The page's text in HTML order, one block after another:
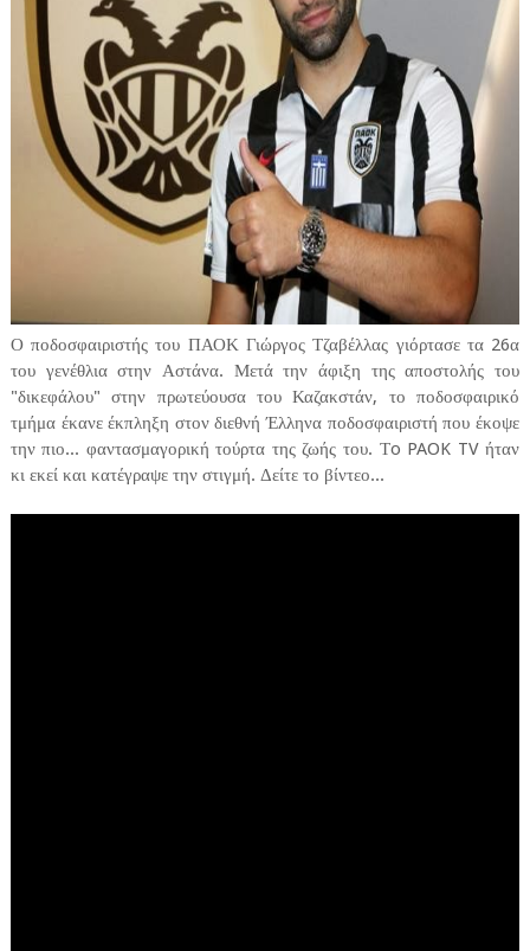
Ο ποδοσφαιριστής του ΠΑΟΚ Γιώργος Τζαβέλλας γιόρτασε τα 26α
του γενέθλια στην Αστάνα. Μετά την άφιξη της αποστολής του
"δικεφάλου" στην πρωτεύουσα του Καζακστάν, το ποδοσφαιρικό
τμήμα έκανε έκπληξη στον διεθνή Έλληνα ποδοσφαιριστή που έκοψε
την πιο... φαντασμαγορική τούρτα της ζωής του. Τo PAOK TV ήταν
κι εκεί και κατέγραψε την στιγμή. Δείτε το βίντεο...